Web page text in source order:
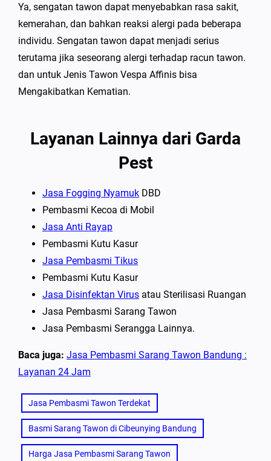
Ya, sengatan tawon dapat menyebabkan rasa sakit,
kemerahan, dan bahkan reaksi alergi pada beberapa
individu. Sengatan tawon dapat menjadi serius
terutama jika seseorang alergi terhadap racun tawon.
dan untuk Jenis Tawon Vespa Affinis bisa
Mengakibatkan Kematian.
Layanan Lainnya dari Garda
Pest
Jasa Fogging Nyamuk DBD
Pembasmi Kecoa di Mobil
Jasa Anti Rayap
Pembasmi Kutu Kasur
Jasa Pembasmi Tikus
Pembasmi Kutu Kasur
Jasa Disinfektan Virus atau Sterilisasi Ruangan
Jasa Pembasmi Sarang Tawon
Jasa Pembasmi Serangga Lainnya.
Baca juga: Jasa Pembasmi Sarang Tawon Bandung :
Layanan 24 Jam
Jasa Pembasmi Tawon Terdekat
Basmi Sarang Tawon di Cibeunying Bandung
Harga Jasa Pembasmi Sarang Tawon